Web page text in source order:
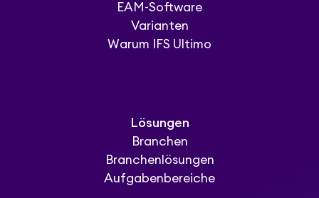
EAM-Software
Varianten
Warum IFS Ultimo
Lösungen
Branchen
Branchenlösungen
Aufgabenbereiche